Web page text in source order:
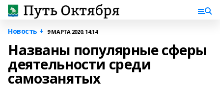
Новость + 9 МАРТА 2020, 14:14
Названы популярные сферы
деятельности среди
самозанятых